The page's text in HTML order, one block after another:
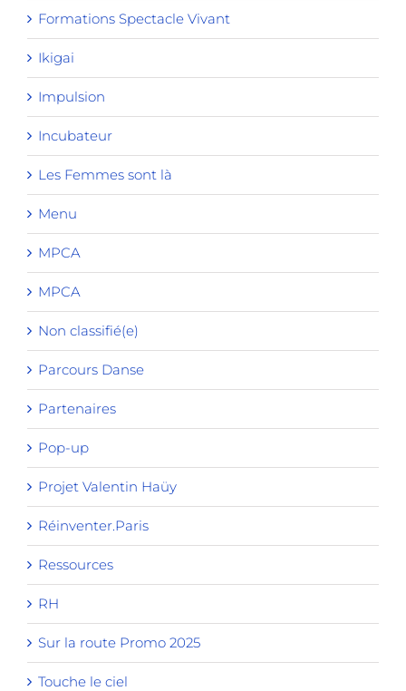
Formations Spectacle Vivant
Ikigai
Impulsion
Incubateur
Les Femmes sont là
Menu
MPCA
MPCA
Non classifié(e)
Parcours Danse
Partenaires
Pop-up
Projet Valentin Haüy
Réinventer.Paris
Ressources
RH
Sur la route Promo 2025
Touche le ciel